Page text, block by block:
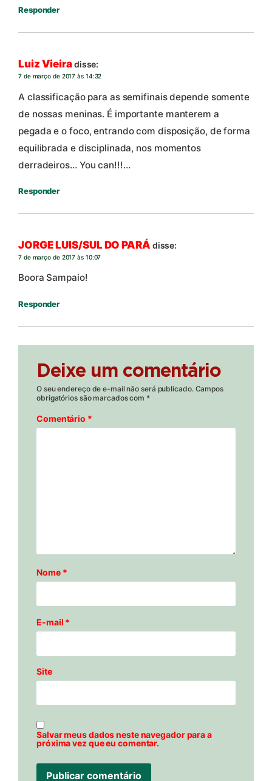
Responder
Luiz Vieiradisse:
7 de março de 2017 às 14:32
A classificação para as semifinais depende somente
de nossas meninas. É importante manterem a
pegada e o foco, entrando com disposição, de forma
equilibrada e disciplinada, nos momentos
derradeiros… You can!!!…
Responder
JORGE LUIS/SUL DO PARÁ disse:
7 de março de 2017 às 10:07
Boora Sampaio!
Responder
Deixe um comentário
O seu endereço de e-mail não será publicado. Campos
obrigatórios são marcados com *
Comentário *
Nome *
E-mail *
Site
Salvar meus dados neste navegador para a
próxima vez que eu comentar.